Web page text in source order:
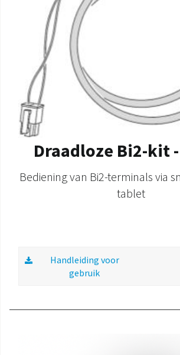
Draadloze Bi2-kit
Bediening van Bi2-terminals via
tablet
Handleiding voor
gebruik